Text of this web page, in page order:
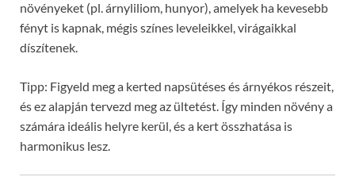
növényeket (pl. árnyliliom, hunyor), amelyek ha kevesebb
fényt is kapnak, mégis színes leveleikkel, virágaikkal
díszítenek.
Tipp: Figyeld meg a kerted napsütéses és árnyékos részeit,
és ez alapján tervezd meg az ültetést. Így minden növény a
számára ideális helyre kerül, és a kert összhatása is
harmonikus lesz.